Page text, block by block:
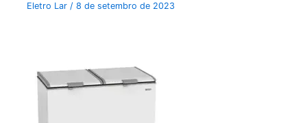
Eletro Lar/8 de setembro de 2023